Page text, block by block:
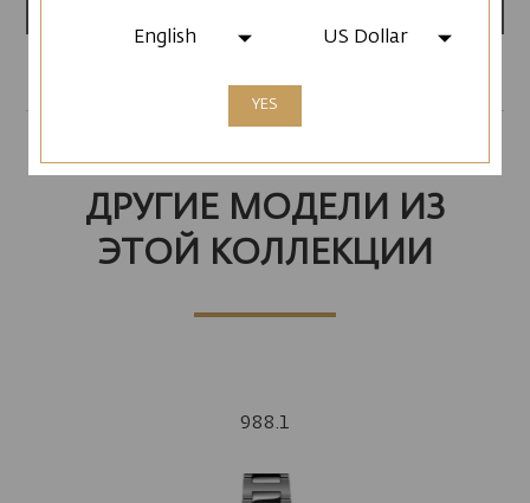
ДРУГИЕ МОДЕЛИ ИЗ
ЭТОЙ КОЛЛЕКЦИИ
988.1
English US Dollar
YES